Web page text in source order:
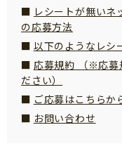
レシートが無いネ
の応募方法
以下のようなレシ
応募規約 （※応募
ださい）
ご応募はこちらか
お問い合わせ